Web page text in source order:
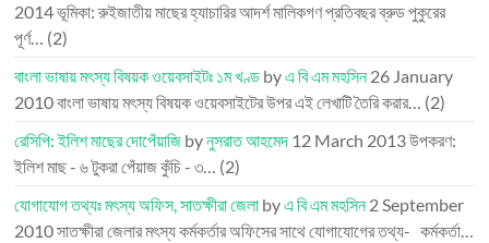
2014ভূমিকা: রুইজাতীয় মাছের হ্যাচারির আদর্শ মালিকগণ প্রতিবছর ব্রুড পুকুরের
পূর্ণ… (2)
বাংলা ভাষায় মৎস্য বিষয়ক ওয়েবসাইটঃ ১ম খণ্ড byএ বি এম মহসিন26 January
2010বাংলা ভাষায় মৎস্য বিষয়ক ওয়েবসাইটের উপর এই লেখাটি তৈরি করার… (2)
রেসিপি: ইলিশ মাছের দোপেঁয়াজি byনুসরাত আহমেদ 12 March 2013উপকরণ:
ইলিশ মাছ - ৬ টুকরা পেঁয়াজ কুঁচি - ৩… (2)
যোগাযোগ তথ্যঃ মৎস্য অফিস, সাতক্ষীরা জেলা byএ বি এম মহসিন2 September
2010সাতক্ষীরা জেলার মৎস্য কর্মকর্তার অফিসের সাথে যোগাযোগের তথ্য- কর্মকর্তা…